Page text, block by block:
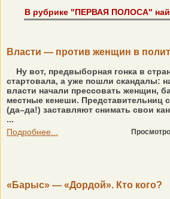
В рубрике "ПЕРВАЯ ПОЛОСА"
Власти — против женщин в
Ну вот, предвыборная гонка в
стартовала, а уже пошли скандалы:
власти начали прессовать женщин,
местные кенеши. Представительниц
(да–да!) заставляют снимать свои
...
Подробнее...
«Барыс» — «Дордой». Кто кого?